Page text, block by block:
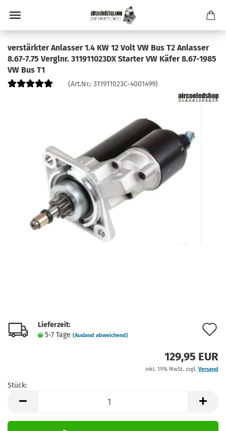
verstärkter Anlasser 1.4 KW 12 Volt VW Bus T2 Anlasser
8.67-7.75 Verglnr. 311911023DX Starter VW Käfer 8.67-1985
VW Bus T1
(Art.Nr.: 311911023C-4001499)
Lieferzeit:
5-7 Tage (Ausland abweichend)
129,95 EUR
inkl. 19% MwSt. zzgl. Versand
Stück: